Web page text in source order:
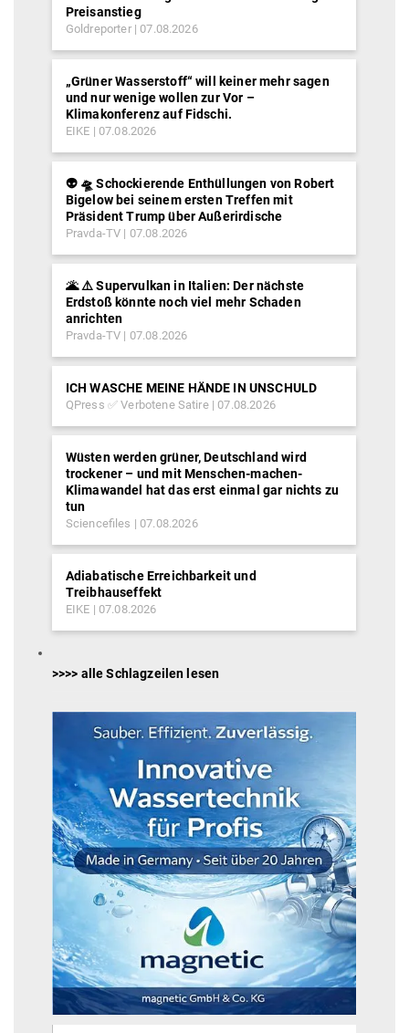
Preisanstieg
Goldreporter 07.08.2026
„Grüner Wasserstoff“ will keiner mehr sagen
und nur wenige wollen zur Vor –
Klimakonferenz auf Fidschi.
EIKE 07.08.2026
👽 🛸 Schockierende Enthüllungen von Robert
Bigelow bei seinem ersten Treffen mit
Präsident Trump über Außerirdische
Pravda-TV 07.08.2026
🌋 ⚠️ Supervulkan in Italien: Der nächste
Erdstoß könnte noch viel mehr Schaden
anrichten
Pravda-TV 07.08.2026
ICH WASCHE MEINE HÄNDE IN UNSCHULD
QPress ✅ Verbotene Satire 07.08.2026
Wüsten werden grüner, Deutschland wird
trockener – und mit Menschen-machen-
Klimawandel hat das erst einmal gar nichts zu
tun
Sciencefiles 07.08.2026
Adiabatische Erreichbarkeit und
Treibhauseffekt
EIKE 07.08.2026
>>>> alle Schlagzeilen lesen